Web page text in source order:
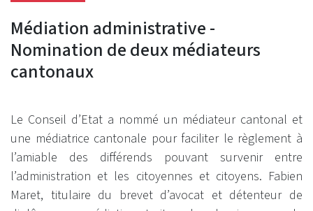
Médiation administrative -
Nomination de deux médiateurs
cantonaux
Le Conseil d’Etat a nommé un médiateur cantonal et
une médiatrice cantonale pour faciliter le règlement à
l’amiable des différends pouvant survenir entre
l’administration et les citoyennes et citoyens. Fabien
Maret, titulaire du brevet d’avocat et détenteur de